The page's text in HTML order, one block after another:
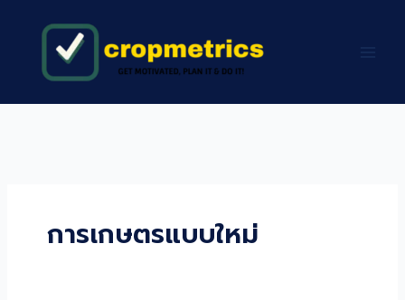
การเกษตรแบบใหม่